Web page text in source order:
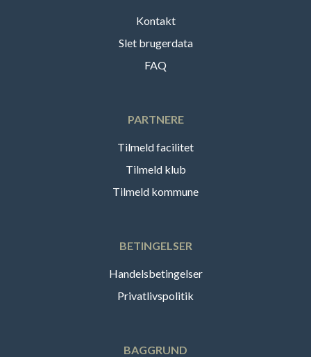
Kontakt
Slet brugerdata
FAQ
PARTNERE
Tilmeld facilitet
Tilmeld klub
Tilmeld kommune
BETINGELSER
Handelsbetingelser
Privatlivspolitik
BAGGRUND